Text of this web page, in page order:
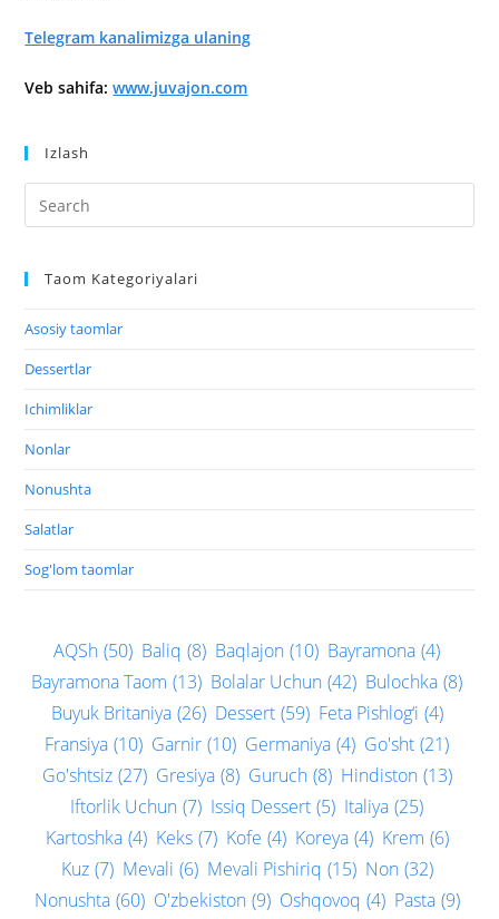
Telegram kanalimizga ulaning
Veb sahifa:www.juvajon.com
Izlash
Taom Kategoriyalari
Asosiy taomlar
Dessertlar
Ichimliklar
Nonlar
Nonushta
Salatlar
Sog'lom taomlar
AQSh (50) Baliq (8) Baqlajon (10) Bayramona (4)
Bayramona Taom (13) Bolalar Uchun (42) Bulochka (8)
Buyuk Britaniya (26) Dessert (59) Feta Pishlog‘i (4)
Fransiya (10) Garnir (10) Germaniya (4) Go'sht (21)
Go'shtsiz (27) Gresiya (8) Guruch (8) Hindiston (13)
Iftorlik Uchun (7) Issiq Dessert (5) Italiya (25)
Kartoshka (4) Keks (7) Kofe (4) Koreya (4) Krem (6)
Kuz (7) Mevali (6) Mevali Pishiriq (15) Non (32)
Nonushta (60) O'zbekiston (9) Oshqovoq (4) Pasta (9)